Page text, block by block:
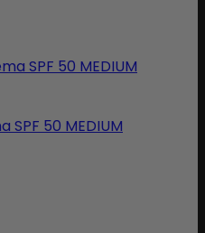
SPF 50 MEDIUM